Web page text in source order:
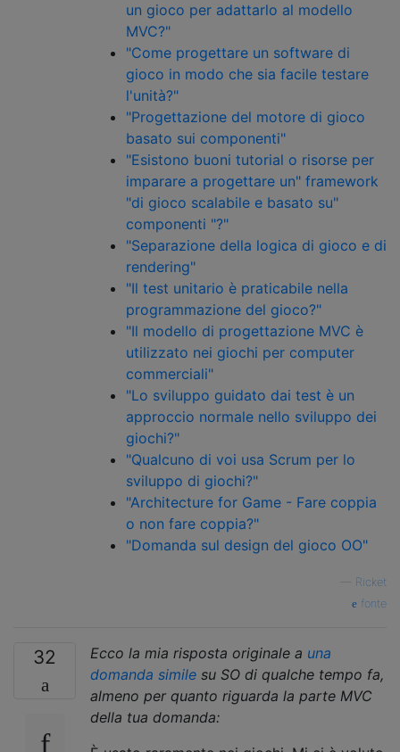
un gioco per adattarlo al modello
MVC?"
"Come progettare un software di
gioco in modo che sia facile testare
l'unità?"
"Progettazione del motore di gioco
basato sui componenti"
"Esistono buoni tutorial o risorse per
imparare a progettare un" framework
"di gioco scalabile e basato su"
componenti "?"
"Separazione della logica di gioco e di
rendering"
"Il test unitario è praticabile nella
programmazione del gioco?"
"Il modello di progettazione MVC è
utilizzato nei giochi per computer
commerciali"
"Lo sviluppo guidato dai test è un
approccio normale nello sviluppo dei
giochi?"
"Qualcuno di voi usa Scrum per lo
sviluppo di giochi?"
"Architecture for Game - Fare coppia
o non fare coppia?"
"Domanda sul design del gioco OO"
Ricket
fonte
32 Ecco la mia risposta originale a una
domanda simile su SO di qualche tempo fa,
almeno per quanto riguarda la parte MVC
della tua domanda: